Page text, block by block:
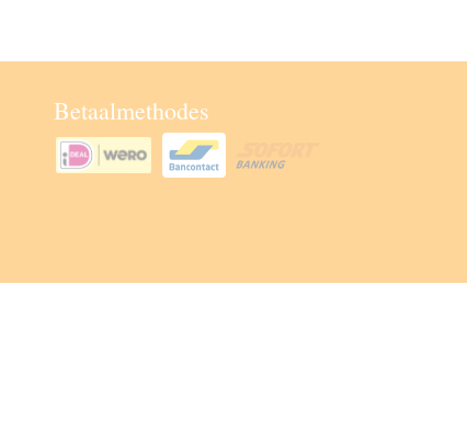
Betaalmethodes